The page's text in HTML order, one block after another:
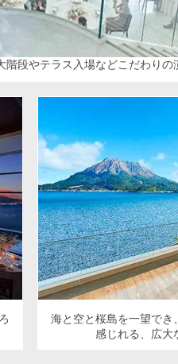
階段やテラス入場などこだわりの
海と空と桜島を一望でき
感じれる、広大